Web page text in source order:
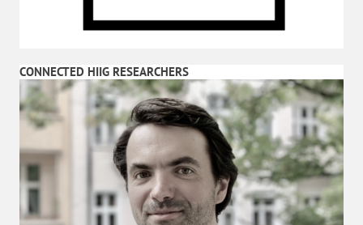
CONNECTED HIIG RESEARCHERS